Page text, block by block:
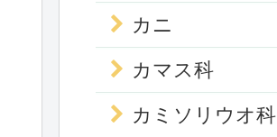
カニ
カマス科
カミソリウオ科